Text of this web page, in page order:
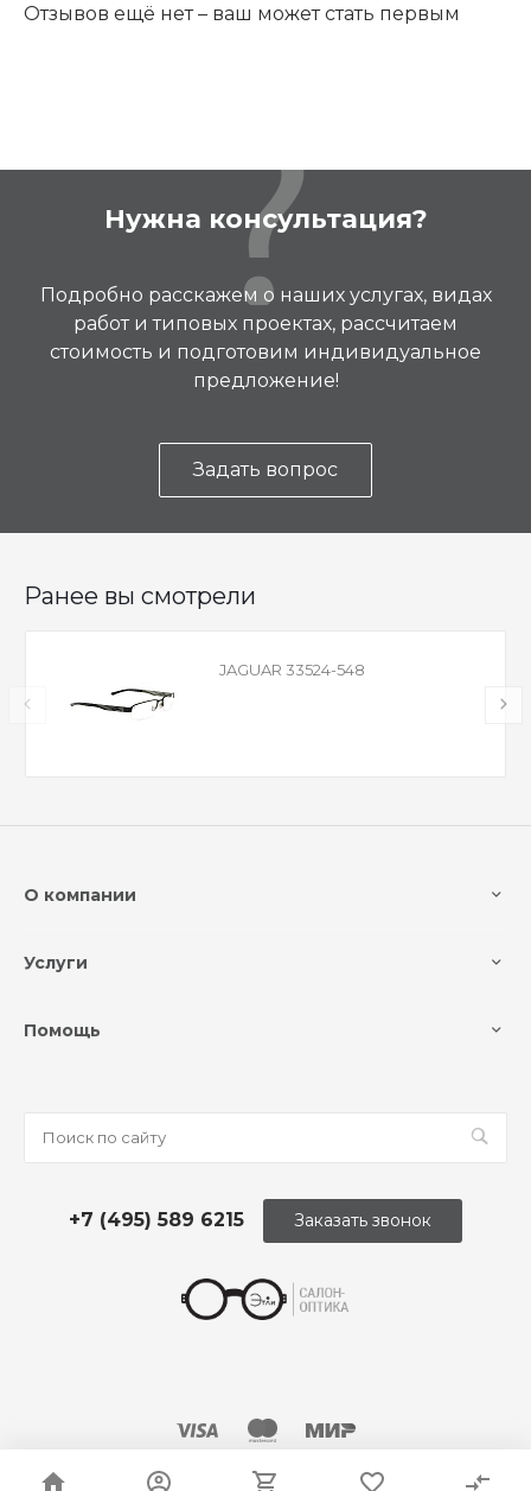
Отзывов ещё нет – ваш может стать первым
Нужна консультация?
Подробно расскажем о наших услугах, видах
работ и типовых проектах, рассчитаем
стоимость и подготовим индивидуальное
предложение!
Задать вопрос
Ранее вы смотрели
JAGUAR 33524-548
О компании
Услуги
Помощь
+7 (495) 589 6215 Заказать звонок